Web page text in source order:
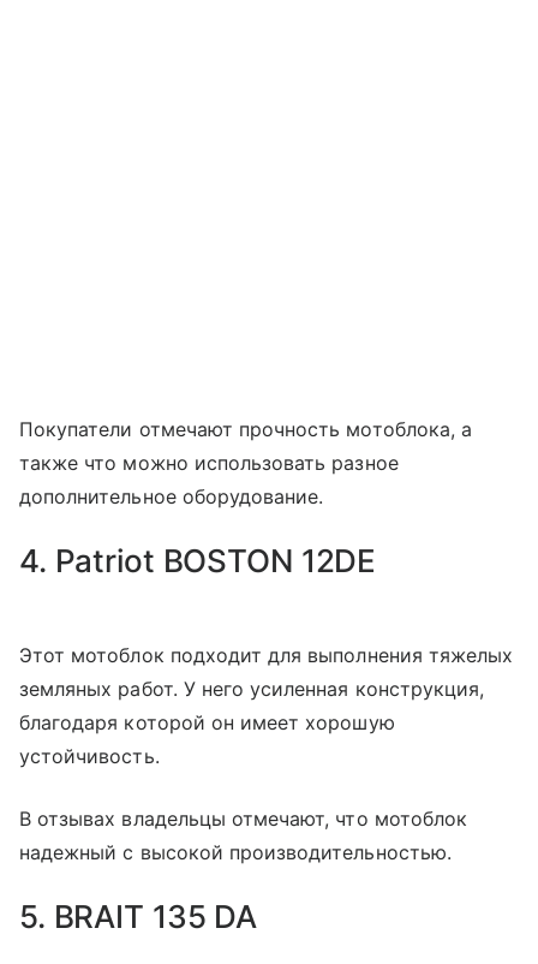
Покупатели отмечают прочность мотоблока, а
также что можно использовать разное
дополнительное оборудование.
4. Patriot BOSTON 12DE
Этот мотоблок подходит для выполнения тяжелых
земляных работ. У него усиленная конструкция,
благодаря которой он имеет хорошую
устойчивость.
В отзывах владельцы отмечают, что мотоблок
надежный с высокой производительностью.
5. BRAIT 135 DA